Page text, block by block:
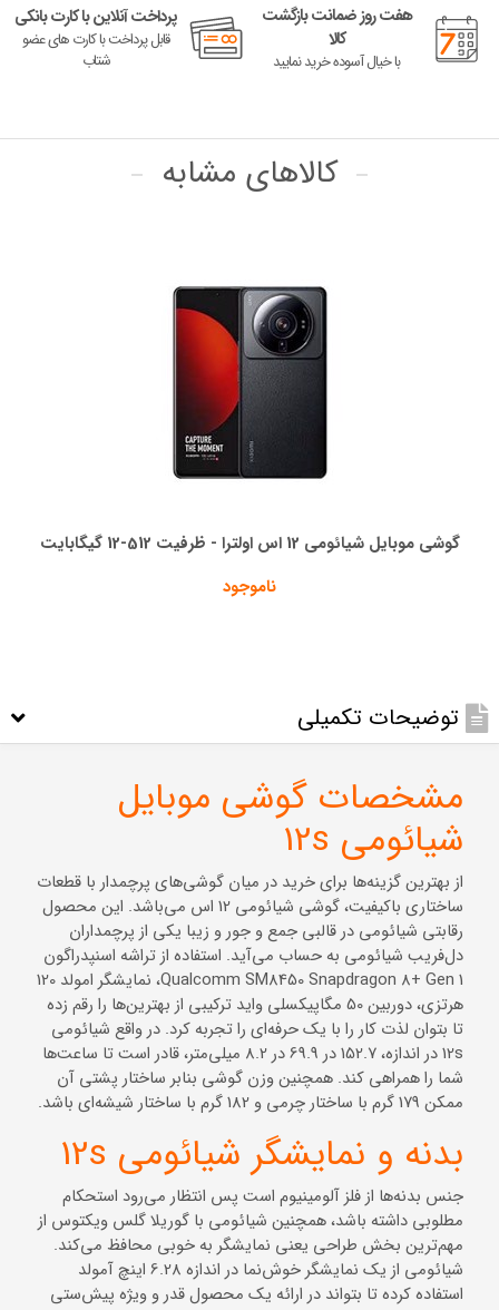
هفت روز ضمانت بازگشت
کالا
با خیال آسوده خرید نمایید
پرداخت آنلاین با کارت بانکی
قابل پرداخت با کارت های عضو
شتاب
کالاهای مشابه
گوشی موبایل شیائومی 12 اس اولترا - ظرفیت 512-12 گیگابایت
ناموجود
توضیحات تکمیلی
مشخصات گوشی موبایل
شیائومی 12s
از بهترین گزینه‌ها برای خرید در میان گوشی‌های پرچمدار با قطعات
ساختاری باکیفیت، گوشی شیائومی 12 اس می‌باشد. این محصول
رقابتی شیائومی در قالبی جمع و جور و زیبا یکی از پرچمداران
دل‌فریب شیائومی به حساب می‌آید. استفاده از تراشه اسنپدراگون
Qualcomm SM8450 Snapdragon 8+ Gen 1، نمایشگر امولد 120
هرتزی، دوربین 50 مگاپیکسلی واید ترکیبی از بهترین‌ها را رقم زده
تا بتوان لذت کار را با یک حرفه‌ای را تجربه کرد. در واقع شیائومی
12s در اندازه، 152.7 در 69.9 در 8.2 میلی‌متر، قادر است تا ساعت‌ها
شما را همراهی کند. همچنین وزن گوشی بنابر ساختار پشتی آن
ممکن 179 گرم با ساختار چرمی و 182 گرم با ساختار شیشه‌ای باشد.
بدنه و نمایشگر شیائومی 12s
جنس بدنه‌ها از فلز آلومینیوم است پس انتظار می‌رود استحکام
مطلوبی داشته باشد، همچنین شیائومی با گوریلا گلس ویکتوس از
مهم‌ترین بخش طراحی یعنی نمایشگر به خوبی محافظ می‌کند.
شیائومی از یک نمایشگر خوش‌نما در اندازه 6.28 اینچ آمولد
استفاده کرده تا بتواند در ارائه یک محصول قدر و ویژه پیش‌ستی